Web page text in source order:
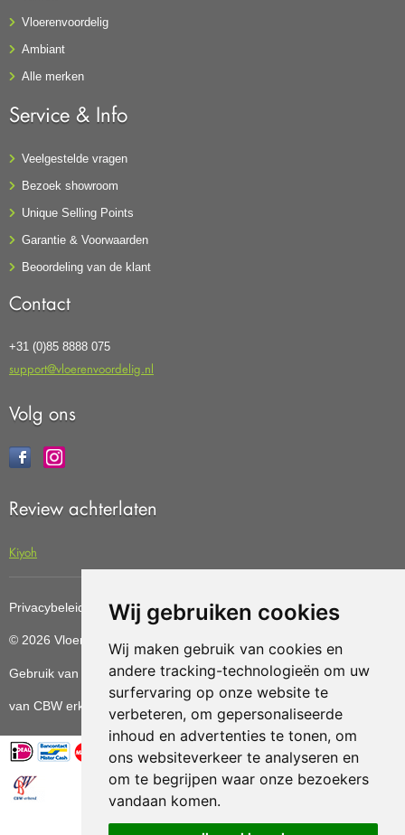
Wij gebruiken cookies
Wij maken gebruik van cookies en
andere tracking-technologieën om uw
surfervaring op onze website te
verbeteren, om gepersonaliseerde
inhoud en advertenties te tonen, om
ons websiteverkeer te analyseren en
om te begrijpen waar onze bezoekers
vandaan komen.
Vloerenvoordelig
Ambiant
Alle merken
Service & Info
Veelgestelde vragen
Bezoek showroom
Unique Selling Points
Garantie & Voorwaarden
Beoordeling van de klant
Contact
+31 (0)85 8888 075
support@vloerenvoordelig.nl
Volg ons
Review achterlaten
Kiyoh
Privacybeleid Cookiebeleid Update cookies preferences
© 2026 Vloerenvoordelig Deze website is ontwikkeld door AGN
Gebruik van deze site betekent dat u dealgemene voorwaarden
van CBW erkende woonwinkels accepteert.
Vloerenvoordelig.nl is een onderdeel van